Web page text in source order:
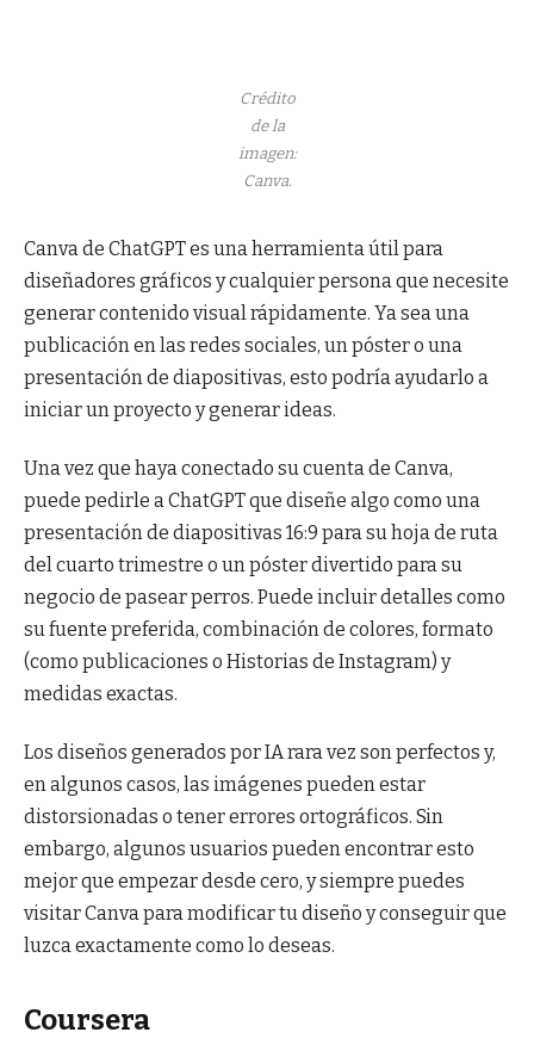
Crédito
de la
imagen:
Canva.
Canva de ChatGPT es una herramienta útil para
diseñadores gráficos y cualquier persona que necesite
generar contenido visual rápidamente. Ya sea una
publicación en las redes sociales, un póster o una
presentación de diapositivas, esto podría ayudarlo a
iniciar un proyecto y generar ideas.
Una vez que haya conectado su cuenta de Canva,
puede pedirle a ChatGPT que diseñe algo como una
presentación de diapositivas 16:9 para su hoja de ruta
del cuarto trimestre o un póster divertido para su
negocio de pasear perros. Puede incluir detalles como
su fuente preferida, combinación de colores, formato
(como publicaciones o Historias de Instagram) y
medidas exactas.
Los diseños generados por IA rara vez son perfectos y,
en algunos casos, las imágenes pueden estar
distorsionadas o tener errores ortográficos. Sin
embargo, algunos usuarios pueden encontrar esto
mejor que empezar desde cero, y siempre puedes
visitar Canva para modificar tu diseño y conseguir que
luzca exactamente como lo deseas.
Coursera